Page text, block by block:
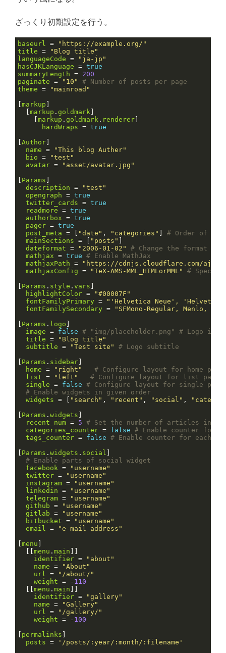
ざっくり初期設定を行う。
baseurl =
"https://example.org/"
title =
"Blog title"
languageCode =
"ja-jp"
hasCJKLanguage = true
summaryLength = 200
paginate = "10"
# Number of posts per page
theme =
"mainroad"
markup
markup . goldmark
markup . goldmark . renderer
hardWraps = true
Author
name =
"This blog Auther"
bio =
"test"
avatar =
"asset/avatar.jpg"
Params
description =
"test"
opengraph = true
twitter_cards = true
readmore = true
authorbox = true
pager = true
post_meta = [ "date" , "categories"
# Order of
mainSections = [ "posts"
dateformat = "2006-01-02"
# Change the format of
mathjax = true # Enable MathJax
mathjaxPath =
"https://cdnjs.cloudflare.com/ajax/
mathjaxConfig = "TeX-AMS-MML_HTMLorMML"
# Specif
Params . style . vars
highlightColor =
"#00007F"
fontFamilyPrimary =
"'Helvetica Neue',
fontFamilySecondary =
"SFMono-Regular, Menlo,
Params . logo
image = false # "img/placeholder.png" # Logo
title =
"Blog title"
subtitle = "Test site"
# Logo subtitle
Params . sidebar
home = "right"
# Configure layout for home page
list = "left"
# Configure layout for list pages
single = false # Configure layout for single
# Enable widgets in given order
widgets = [ "search" , "recent" , "social" ,
Params . widgets
recent_num = 5 # Set the number of articles in
categories_counter = false # Enable counter for
tags_counter = false # Enable counter for each
Params . widgets . social
# Enable parts of social widget
facebook =
"username"
twitter =
"username"
instagram =
"username"
linkedin =
"username"
telegram =
"username"
github =
"username"
gitlab =
"username"
bitbucket =
"username"
email =
"e-mail address"
menu
menu . main
identifier =
"about"
name =
"About"
url =
"/about/"
weight =
-110
menu . main
identifier =
"gallery"
name =
"Gallery"
url =
"/gallery/"
weight =
-100
permalinks
posts =
'/posts/:year/:month/:filename'